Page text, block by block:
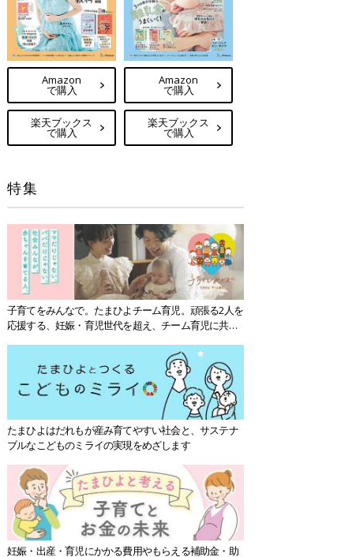
Amazon
で購入
楽天ブックス
で購入
Amazon
で購入
楽天ブックス
で購入
特集
子育てをみんなで。たまひよチーム育児。頑張る2人を
応援する、妊娠・育児世代を超え、チーム育児に共感
たまひよはだれもが産み育てやすい社会と、サステナ
ブルなこどものミライの実現をめざします
妊娠・出産・育児にかかる費用やもらえる補助金・助